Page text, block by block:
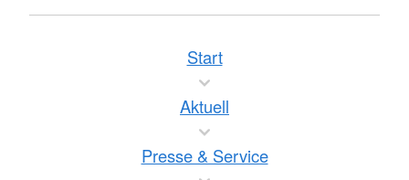
Start
Aktuell
Presse & Service